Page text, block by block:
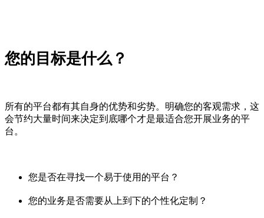
您的目标是什么？
所有的平台都有其自身的优势和劣势。明确您的客观需求，这
会节约大量时间来决定到底哪个才是最适合您开展业务的平
台。
您是否在寻找一个易于使用的平台？
您的业务是否需要从上到下的个性化定制？